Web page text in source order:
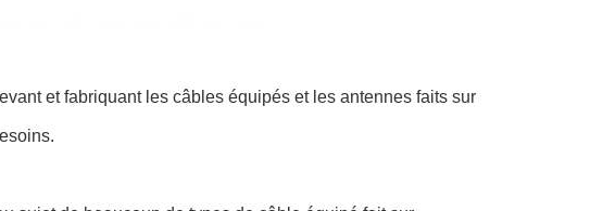
et fabriquant les câbles équipés et les antennes faits sur